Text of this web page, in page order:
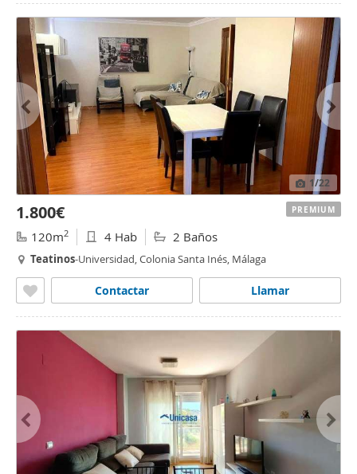
1/22
1.800€
120m2 4 Hab 2 Baños
Teatinos-Universidad, Colonia Santa Inés, Málaga
Llamar
Contactar
PREMIUM